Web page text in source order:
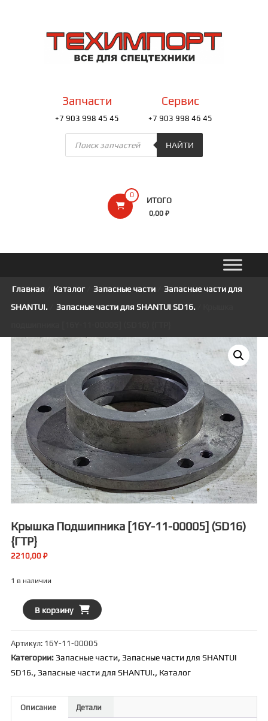
содержимомуТЕХИМПОРТ
Всё
0
ИТОГО
0,00 ₽
Запчасти
+7 903 998 45 45
Сервис
+7 903 998 46 45
Поиск
товаров
НАЙТИ
Главная Каталог/ Запасные части/
Запасные части для
SHANTUI./ Запасные части для SHANTUI SD16./ Крышка
Крышка Подшипника [16Y-11-00005] (SD16)
{ГТР}
2210,00 ₽
1 в наличии
Количество
товара
Крышка
подшипника
[16Y-
11-
(SD16)
В корзину
Артикул: 16Y-11-00005
Категории:Запасные части,Запасные части для SHANTUI
SD16.,Запасные части для SHANTUI., Каталог
Описание Детали